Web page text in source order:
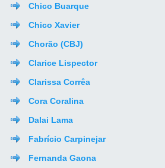
Chico Buarque
Chico Xavier
Chorão (CBJ)
Clarice Lispector
Clarissa Corrêa
Cora Coralina
Dalai Lama
Fabrício Carpinejar
Fernanda Gaona